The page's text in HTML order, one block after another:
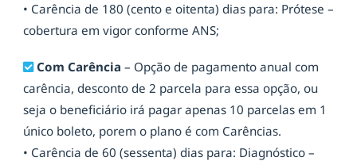
• Carência de 180 (cento e oitenta) dias para: Prótese –
cobertura em vigor conforme ANS;
Com Carência – Opção de pagamento anual com
carência, desconto de 2 parcela para essa opção, ou
seja o beneficiário irá pagar apenas 10 parcelas em 1
único boleto, porem o plano é com Carências.
• Carência de 60 (sessenta) dias para: Diagnóstico –